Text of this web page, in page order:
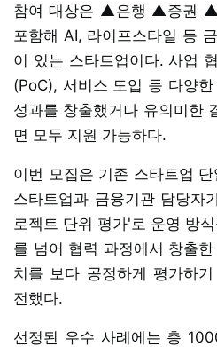
참여 대상은 ▲은행 ▲증권
포함해 AI, 라이프스타일 등
이 있는 스타트업이다. 사업
(PoC), 서비스 도입 등 다양
성과를 창출했거나 유의미한
면 모두 지원 가능하다.
이번 모집은 기존 스타트업
스타트업과 금융기관 담당자
로젝트 단위 평가'로 운영 방
를 넘어 협력 과정에서 창출
치를 보다 공정하게 평가하
전했다.
선정된 우수 사례에는 총